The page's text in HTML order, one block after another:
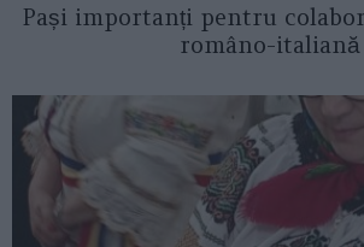
Pași importanți pentru
româno-italiană